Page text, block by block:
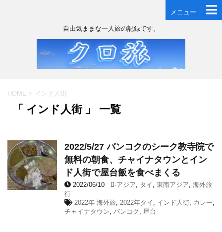
メニュー
自由気ままな一人旅の記録です。
HOME > インド人街
「 インド人街 」 一覧
2022/5/27 バンコクのシーク教寺院で
無料の朝食、チャイナタウンとイン
ド人街で屋台飯を食べまくる
2022/06/10 -アジア, タイ , 東南アジア, 海外旅
行
2022年-海外旅, 2022年タイ , インド人街, カレー,
チャイナタウン, バンコク , 屋台